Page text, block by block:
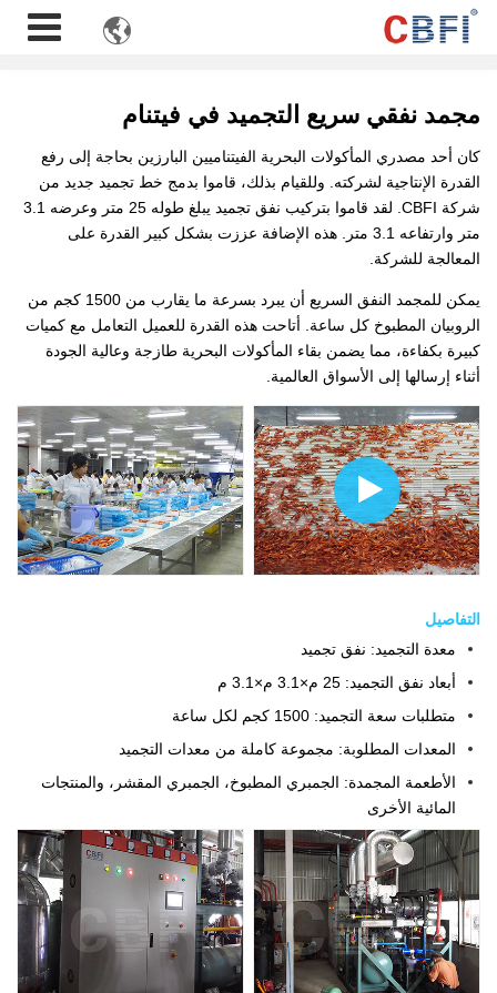

مجمد نفقي سريع التجميد في فيتنام
كان أحد مصدري المأكولات البحرية الفيتناميين البارزين بحاجة إلى رفع
القدرة الإنتاجية لشركته. وللقيام بذلك، قاموا بدمج خط تجميد جديد من
شركة CBFI. لقد قاموا بتركيب نفق تجميد يبلغ طوله 25 متر وعرضه 3.1
متر وارتفاعه 3.1 متر. هذه الإضافة عززت بشكل كبير القدرة على
المعالجة للشركة.
يمكن للمجمد النفق السريع أن يبرد بسرعة ما يقارب من 1500 كجم من
الروبيان المطبوخ كل ساعة. أتاحت هذه القدرة للعميل التعامل مع كميات
كبيرة بكفاءة، مما يضمن بقاء المأكولات البحرية طازجة وعالية الجودة
أثناء إرسالها إلى الأسواق العالمية.
التفاصيل
معدة التجميد: نفق تجميد
أبعاد نفق التجميد: 25 م×3.1 م×3.1 م
متطلبات سعة التجميد: 1500 كجم لكل ساعة
المعدات المطلوبة: مجموعة كاملة من معدات التجميد
الأطعمة المجمدة: الجمبري المطبوخ، الجمبري المقشر، والمنتجات
المائية الأخرى